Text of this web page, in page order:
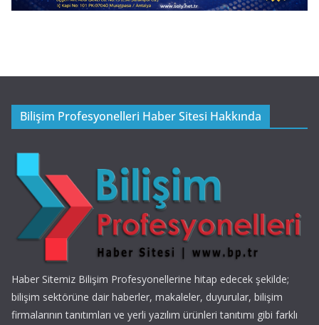
Bilişim Profesyonelleri Haber Sitesi Hakkında
Haber Sitemiz Bilişim Profesyonellerine hitap edecek şekilde;
bilişim sektörüne dair haberler, makaleler, duyurular, bilişim
firmalarının tanıtımları ve yerli yazılım ürünleri tanıtımı gibi farklı